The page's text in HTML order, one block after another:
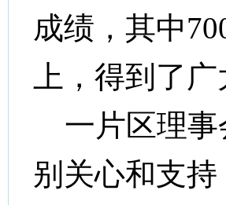
成绩，其中
上，得到了
一片区理
别关心和支